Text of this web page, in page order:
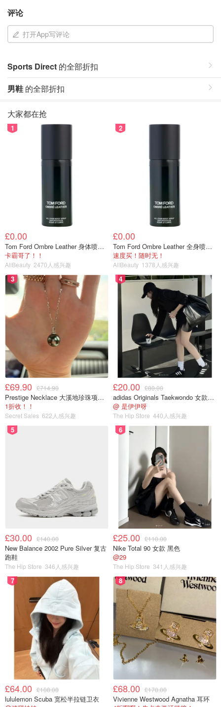
评论
打开App写评论
Sports Direct 的全部折扣
男鞋 的全部折扣
大家都在抢
1
£0.00
Tom Ford Ombre Leather 身体喷雾 150ml
卡霸哥了！！
AllBeauty 2470人感兴趣
2
£0.00
Tom Ford Ombre Leather 全身喷雾 150ml
速度买！随时无！
AllBeauty 1378人感兴趣
3
£69.90 £714.90
Prestige Necklace 大溪地珍珠项链 10-11mm
1折收！！
Secret Sales 622人感兴趣
4
£20.00 £80.00
adidas Originals Taekwondo 女款黑色运动鞋
@ 是伊伊呀
The Hip Store 440人感兴趣
5
£30.00 £140.00
New Balance 2002 Pure Silver 复古
跑鞋
The Hip Store 346人感兴趣
6
£25.00 £110.00
Nike Total 90 女款 黑色
@29
The Hip Store 341人感兴趣
7
£64.00 £108.00
lululemon Scuba 宽松半拉链卫衣
8
£68.00 £170.00
Vivienne Westwood Agnatha 耳环